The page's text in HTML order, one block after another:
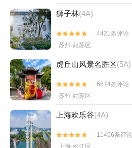
狮子林(4A)


4421条评论
苏州·姑苏区
虎丘山风景名胜区(5A)


6674条评论
苏州·姑苏区
上海欢乐谷(4A)


11496条评论